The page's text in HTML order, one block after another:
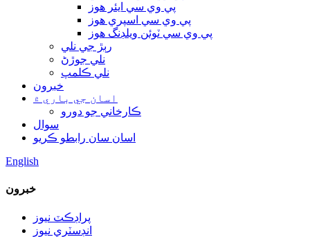
پي وي سي ايئر هوز
پي وي سي اسپري هوز
پي وي سي ٽوئن ويلڊنگ هوز
رٻڙ جي نلي
نلي جوڙڻ
نلي ڪلمپ
خبرون
اسان جي باري ۾
ڪارخاني جو دورو
سوال
اسان سان رابطو ڪريو
English
خبرون
پراڊڪٽ نيوز
انڊسٽري نيوز